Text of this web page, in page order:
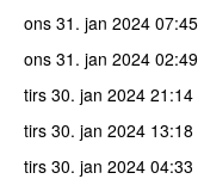
ons 31. jan 2024 07:45
ons 31. jan 2024 02:49
tirs 30. jan 2024 21:14
tirs 30. jan 2024 13:18
tirs 30. jan 2024 04:33